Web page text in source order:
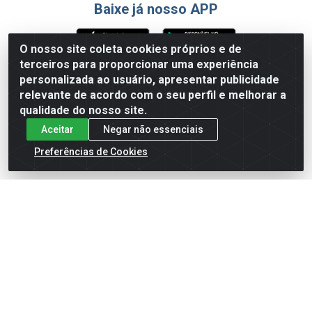
O nosso site coleta cookies próprios e de
terceiros para proporcionar uma experiência
personalizada ao usuário, apresentar publicidade
relevante de acordo com o seu perfil e melhorar a
qualidade do nosso site.
Aceitar
Negar não essenciais
Preferências de Cookies
Baixe já nosso APP
Formas de Pagamento